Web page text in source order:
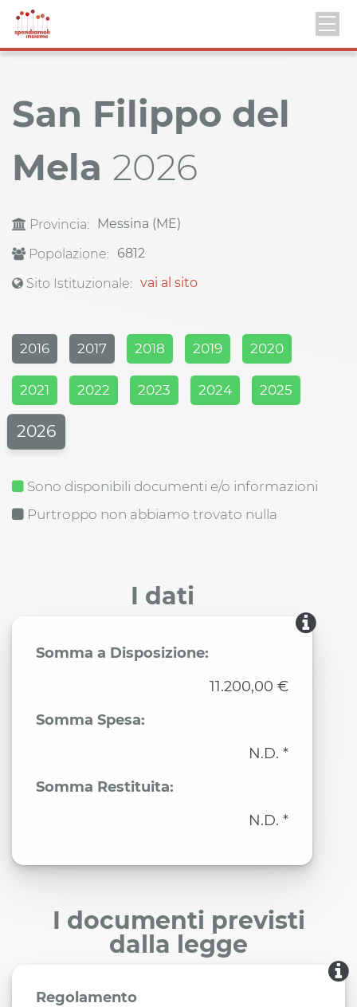
San Filippo del
Mela 2026
Provincia:
Messina (ME)
Popolazione:
6812
Sito Istituzionale: vai al sito
2016 2017 2018 2019 2020
2021 2022 2023 2024 2025
2026
Sono disponibili documenti e/o informazioni
Purtroppo non abbiamo trovato nulla
I dati
Somma a Disposizione:
11.200,00 €
Somma Spesa:
N.D. *
Somma Restituita:
N.D. *
I documenti previsti
dalla legge
Regolamento